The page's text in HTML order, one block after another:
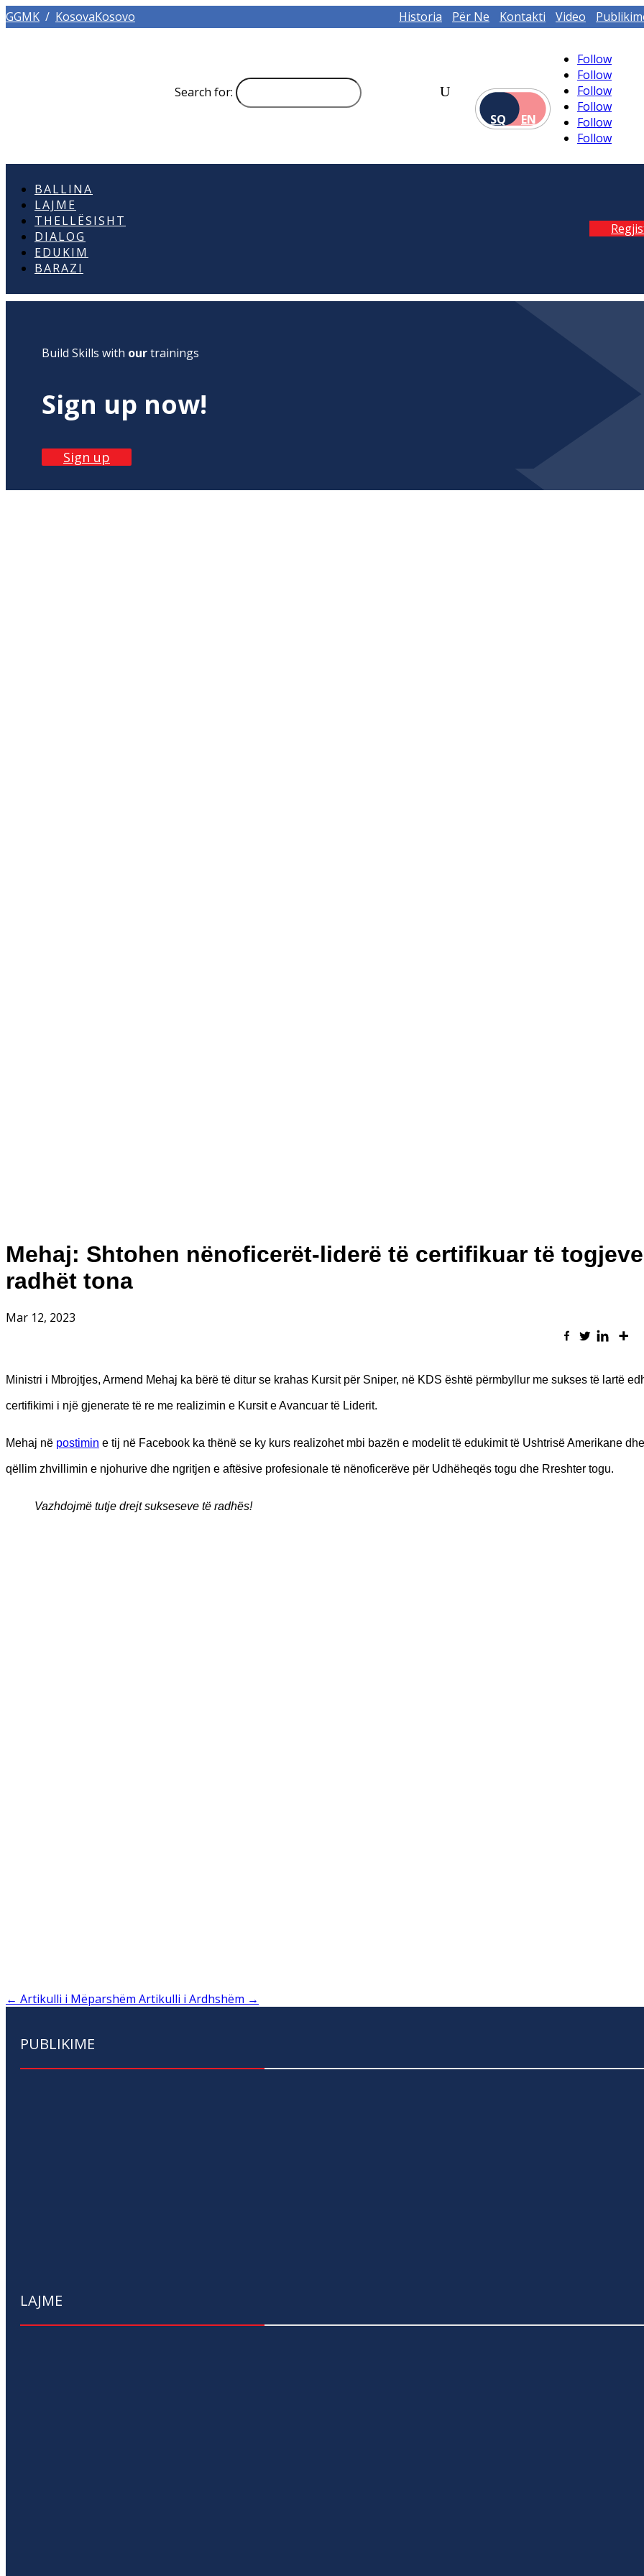
GGMK / KosovaKosovo Historia Për Ne Kontakti Video
Search for:
SQ
EN
Follow
Follow
Follow
Follow
Follow
Follow
BALLINA
LAJME
THELLËSISHT
DIALOG
EDUKIM
BARAZI
Build Skills with ourtrainings
Sign up now!
Sign up
Mehaj: Shtohen nënoficerët-liderë të certifikuar të
radhët tona
Mar 12, 2023
Ministri i Mbrojtjes, Armend Mehaj ka bërë të ditur se krahas Kursit për Sniper, në KDS është përmbyllur me sukses të lartë
certifikimi i një gjenerate të re me realizimin e Kursit e Avancuar të Liderit.
Mehaj në postimin e tij në Facebook ka thënë se ky kurs realizohet mbi bazën e modelit të edukimit të Ushtrisë Amerikane
qëllim zhvillimin e njohurive dhe ngritjen e aftësive profesionale të nënoficerëve për Udhëheqës togu dhe Rreshter togu.
Vazhdojmë tutje drejt sukseseve të radhës!
← Artikulli i Mëparshëm Artikulli i Ardhshëm →
PUBLIKIME
LAJME